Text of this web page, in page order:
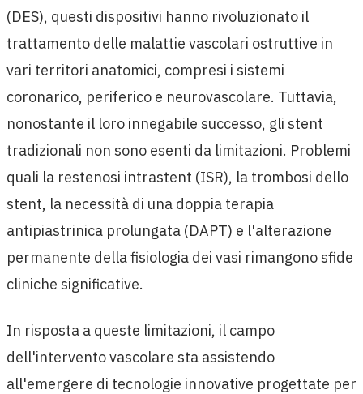
(DES), questi dispositivi hanno rivoluzionato il
trattamento delle malattie vascolari ostruttive in
vari territori anatomici, compresi i sistemi
coronarico, periferico e neurovascolare. Tuttavia,
nonostante il loro innegabile successo, gli stent
tradizionali non sono esenti da limitazioni. Problemi
quali la restenosi intrastent (ISR), la trombosi dello
stent, la necessità di una doppia terapia
antipiastrinica prolungata (DAPT) e l'alterazione
permanente della fisiologia dei vasi rimangono sfide
cliniche significative.
In risposta a queste limitazioni, il campo
dell'intervento vascolare sta assistendo
all'emergere di tecnologie innovative progettate per